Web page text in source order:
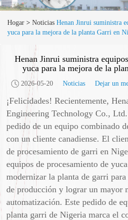
Hogar > Noticias Henan Jinrui suministra
yuca para la mejora de la planta Garri en
Henan Jinrui suministra
yuca para la mejora de la
2026-05-20 Noticias Dejar un
¡Felicidades! Recientemente,
Engineering Technology Co.,
pedido de un equipo combinado
con un cliente canadiense. El
de procesamiento de garri en
equipos de procesamiento de
modernizar la planta de garri
de producción y lograr un mayor
automatización. Este pedido de
planta garri de Nigeria marca el